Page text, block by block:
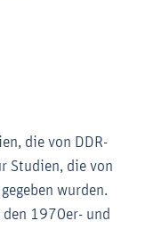
die von DDR-
Studien, die von
wurden.
1970er- und